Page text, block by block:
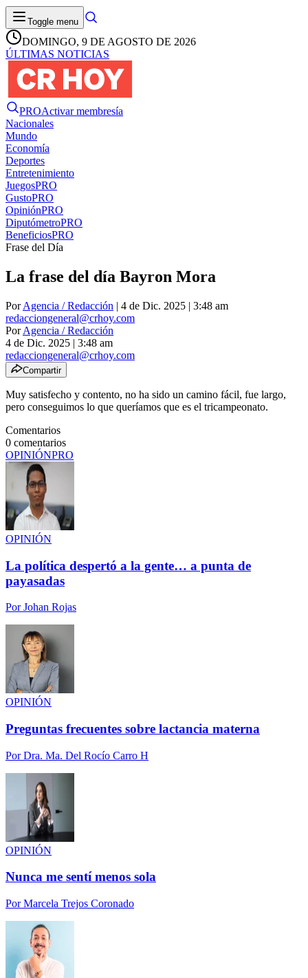
Toggle menu
DOMINGO, 9 DE AGOSTO DE 2026
ÚLTIMAS NOTICIAS
PROActivar membresía
Nacionales
Mundo
Economía
Deportes
Entretenimiento
JuegosPRO
GustoPRO
OpiniónPRO
DiputómetroPRO
BeneficiosPRO
Frase del Día
La frase del día Bayron Mora
PorAgencia / Redacción | 4 de Dic. 2025 | 3:48 am
redacciongeneral@crhoy.com
PorAgencia / Redacción
4 de Dic. 2025 | 3:48 am
redacciongeneral@crhoy.com
Compartir
Muy satisfecho y contento, no ha sido un camino fácil, fue largo,
pero conseguimos lo que queríamos que es el tricampeonato.
Comentarios
0 comentarios
OPINIÓNPRO
OPINIÓN
La política despertó a la gente… a punta de
payasadas
PorJohan Rojas
OPINIÓN
Preguntas frecuentes sobre lactancia materna
PorDra. Ma. Del Rocío Carro H
OPINIÓN
Nunca me sentí menos sola
PorMarcela Trejos Coronado